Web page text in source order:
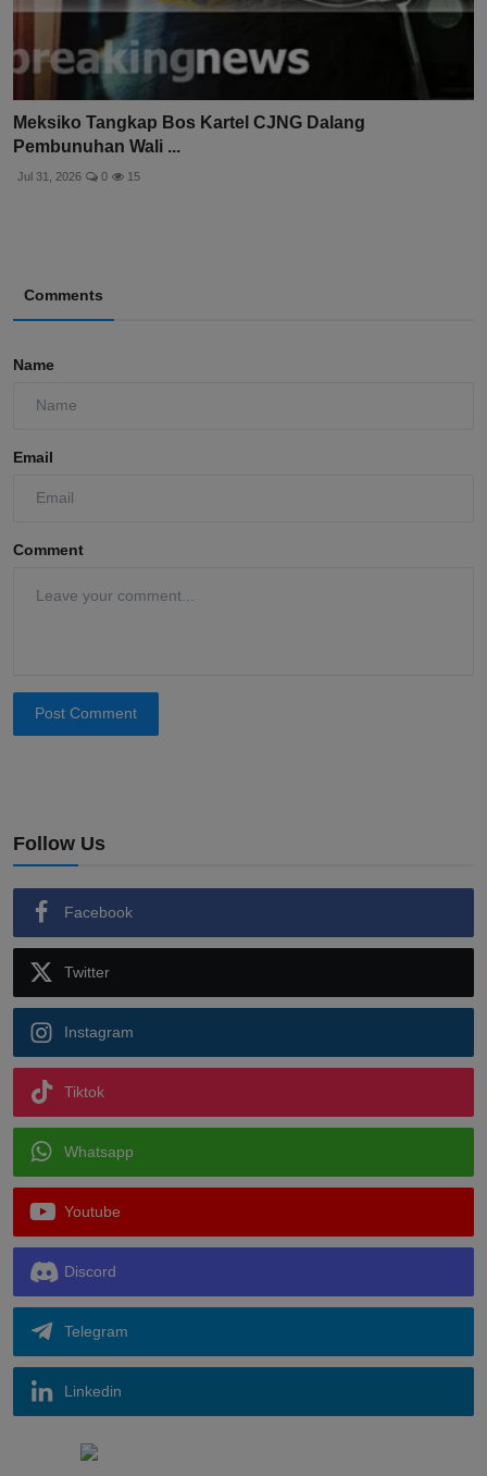
Meksiko Tangkap Bos Kartel CJNG Dalang
Pembunuhan Wali ...
Jul 31, 2026 0 15
Comments
Name
Email
Comment
Post Comment
Follow Us
Facebook
Twitter
Instagram
Tiktok
Whatsapp
Youtube
Discord
Telegram
Linkedin